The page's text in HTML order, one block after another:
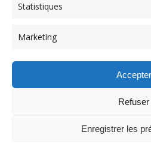
Statistiques
Marketing
Accepter
Refuser
Enregistrer les
Navigation
de
l'article
Previous
Camp hiver 2025 (119)
© 2026 Maison des